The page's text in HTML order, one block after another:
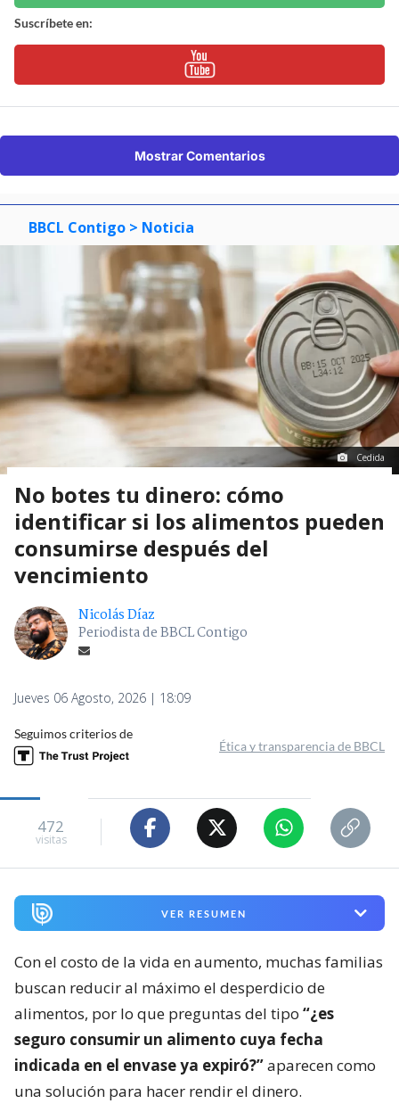
Suscríbete en:
Mostrar Comentarios
BBCL Contigo > Noticia
Cedida
No botes tu dinero: cómo
identificar si los alimentos pueden
consumirse después del
vencimiento
Nicolás Díaz
Periodista de BBCL Contigo
Jueves 06 Agosto, 2026 | 18:09
Seguimos criterios de
Ética y transparencia de BBCL
472
visitas
VER RESUMEN
Con el costo de la vida en aumento, muchas familias
buscan reducir al máximo el desperdicio de
alimentos, por lo que preguntas del tipo “¿es
seguro consumir un alimento cuya fecha
indicada en el envase ya expiró?”aparecen como
una solución para hacer rendir el dinero.